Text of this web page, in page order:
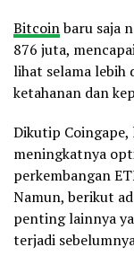
Bitcoinbaru saja
876 juta,
lihat selama lebih
ketahanan dan
Dikutip
meningkatnya
perkembangan
Namun, berikut
penting lainnya
terjadi